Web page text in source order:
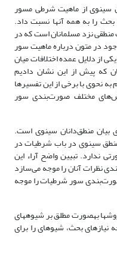
سینوی از ماهیت شرطی مسور
را به همه آنها نسبت داد.
نزد مسلمانان است که در
در متون درباره ماهیت سور
از دلایل عمده اختلافات میان
که پیش از این نشان دادیم
با برخی از این تفسیرها
مختلف صورت‌بندی سور
منطق‌دانان سینوی است.
سینوی در باب شرطیات در
ندارد. تبیین واضح آراء این
نظرات آنان را موجه می‌سازد
سور شرطیات را موجه
به­صورت مطلق بر شیوه­های
نیازهای بحث، شیوه­ای را برای